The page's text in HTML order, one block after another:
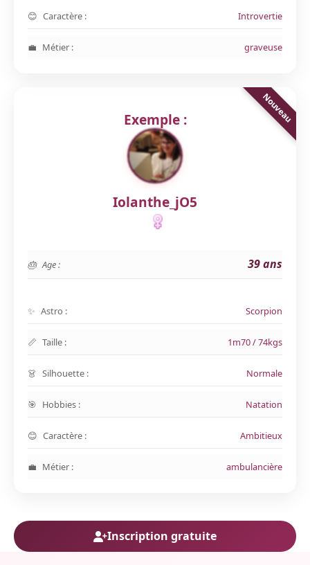
Caractère : Introvertie
Métier : graveuse
Exemple :
Iolanthe_jO5
Age : 39 ans
Astro : Scorpion
Taille : 1m70 / 74kgs
Silhouette : Normale
Hobbies : Natation
Caractère : Ambitieux
Métier : ambulancière
Inscription gratuite